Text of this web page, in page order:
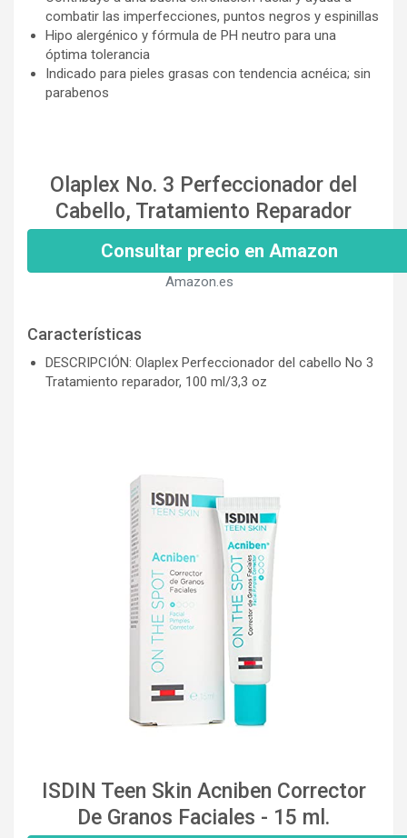
combatir las imperfecciones, puntos negros y espinillas
Hipo alergénico y fórmula de PH neutro para una
óptima tolerancia
Indicado para pieles grasas con tendencia acnéica; sin
parabenos
Olaplex No. 3 Perfeccionador del
Cabello, Tratamiento Reparador
Consultar precio en Amazon
Amazon.es
Características
DESCRIPCIÓN: Olaplex Perfeccionador del cabello No 3
Tratamiento reparador, 100 ml/3,3 oz
ISDIN Teen Skin Acniben Corrector
De Granos Faciales - 15 ml.